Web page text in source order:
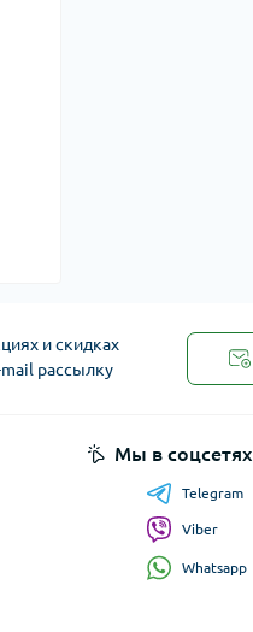
и скидках
рассылку
Мы в соцсетях
Telegram
Viber
Whatsapp